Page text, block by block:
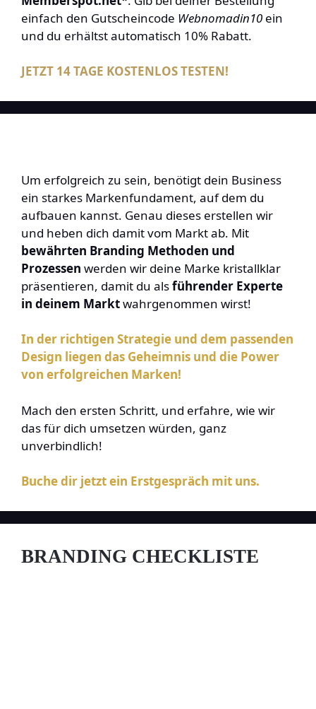
einfach den Gutscheincode Webnomadin10 ein
und du erhältst automatisch 10% Rabatt.
JETZT 14 TAGE KOSTENLOS TESTEN!
Um erfolgreich zu sein, benötigt dein Business
ein starkes Markenfundament, auf dem du
aufbauen kannst. Genau dieses erstellen wir
und heben dich damit vom Markt ab. Mit
bewährten Branding Methoden und
Prozessen werden wir deine Marke kristallklar
präsentieren, damit du alsführender Experte
in deinem Marktwahrgenommen wirst!
In der richtigen Strategie und dem passenden
Design liegen das Geheimnis und die Power
von erfolgreichen Marken!
Mach den ersten Schritt, und erfahre, wie wir
das für dich umsetzen würden, ganz
unverbindlich!
Buche dir jetzt ein Erstgespräch mit uns.
BRANDING CHECKLISTE